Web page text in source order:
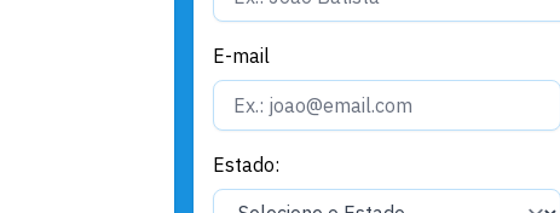
E-mail
Estado: